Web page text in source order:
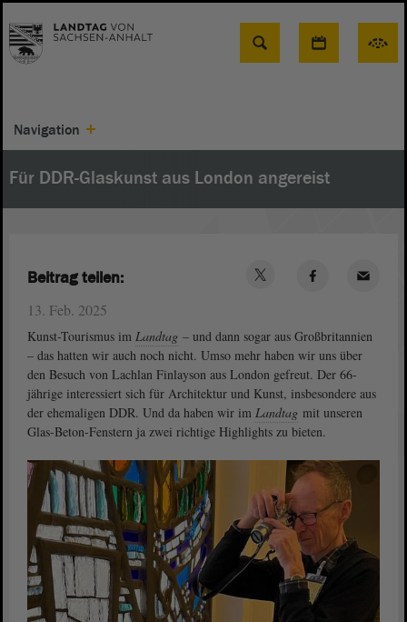
Suche
Navigation
Für DDR-Glaskunst aus London angereist
13. Feb. 2025
Kunst-Tourismus im Landtag – und dann sogar aus Großbritannien
– das hatten wir auch noch nicht. Umso mehr haben wir uns über
den Besuch von Lachlan Finlayson aus London gefreut. Der 66-
jährige interessiert sich für Architektur und Kunst, insbesondere aus
der ehemaligen DDR. Und da haben wir im Landtag mit unseren
Glas-Beton-Fenstern ja zwei richtige Highlights zu bieten.
Beitrag teilen: